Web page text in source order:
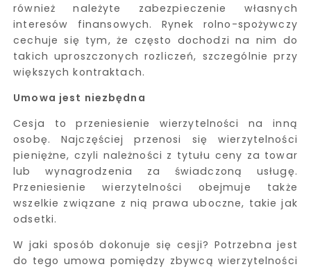
również należyte zabezpieczenie własnych
interesów finansowych. Rynek rolno-spożywczy
cechuje się tym, że często dochodzi na nim do
takich uproszczonych rozliczeń, szczególnie przy
większych kontraktach.
Umowa jest niezbędna
Cesja to przeniesienie wierzytelności na inną
osobę. Najczęściej przenosi się wierzytelności
pieniężne, czyli należności z tytułu ceny za towar
lub wynagrodzenia za świadczoną usługę.
Przeniesienie wierzytelności obejmuje także
wszelkie związane z nią prawa uboczne, takie jak
odsetki.
W jaki sposób dokonuje się cesji? Potrzebna jest
do tego umowa pomiędzy zbywcą wierzytelności